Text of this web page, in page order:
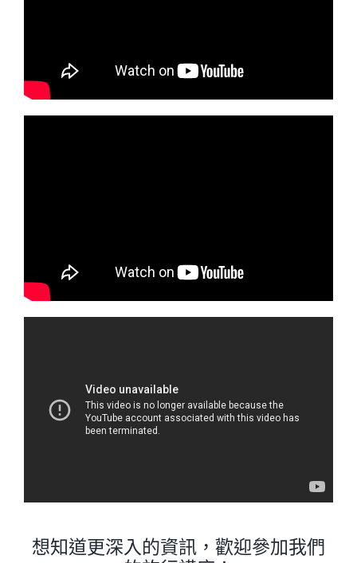
想知道更深入的資訊，歡迎參加我們